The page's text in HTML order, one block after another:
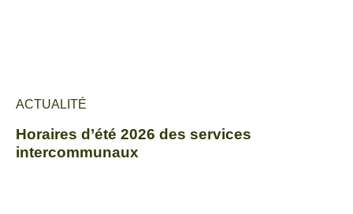
ACTUALITÉ
Horaires d’été 2026 des services
intercommunaux